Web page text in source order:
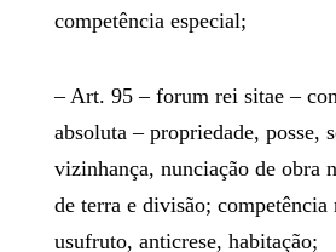
competência especial;
– Art. 95 – forum rei sitae –
absoluta – propriedade, posse,
vizinhança, nunciação de obra
de terra e divisão; competência
usufruto, anticrese, habitação;